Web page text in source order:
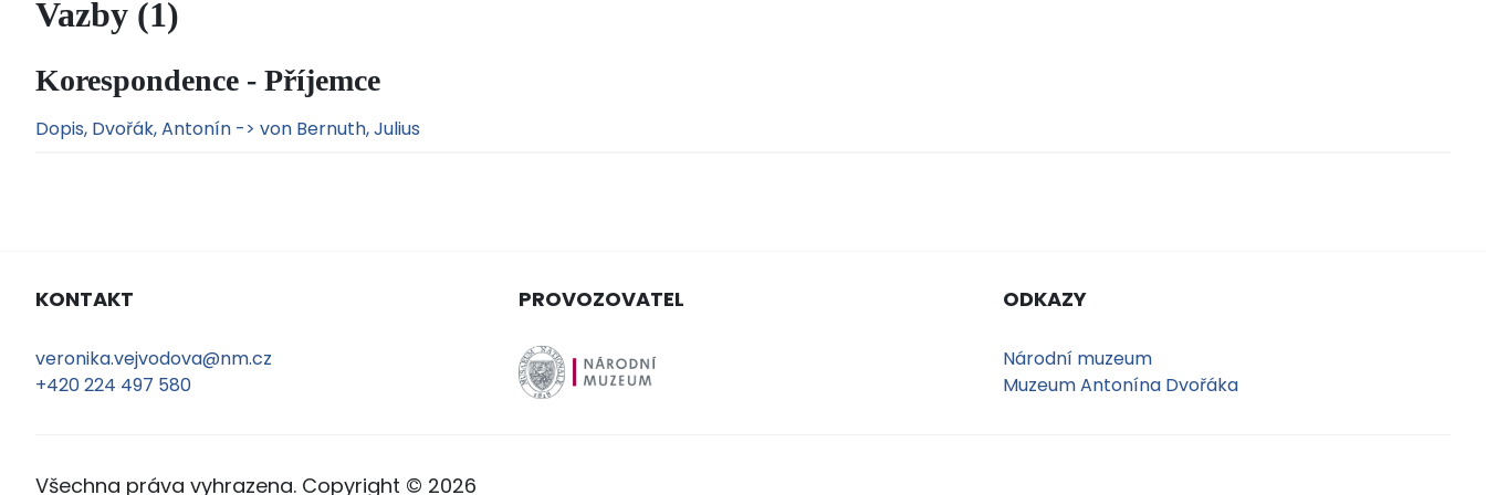
Vazby (1)
Korespondence - Příjemce
Dopis, Dvořák, Antonín -> von Bernuth, Julius
KONTAKT
veronika.vejvodova@nm.cz
+420 224 497 580
PROVOZOVATEL ODKAZY
Národní muzeum
Muzeum Antonína Dvořáka
Všechna práva vyhrazena. Copyright © 2026